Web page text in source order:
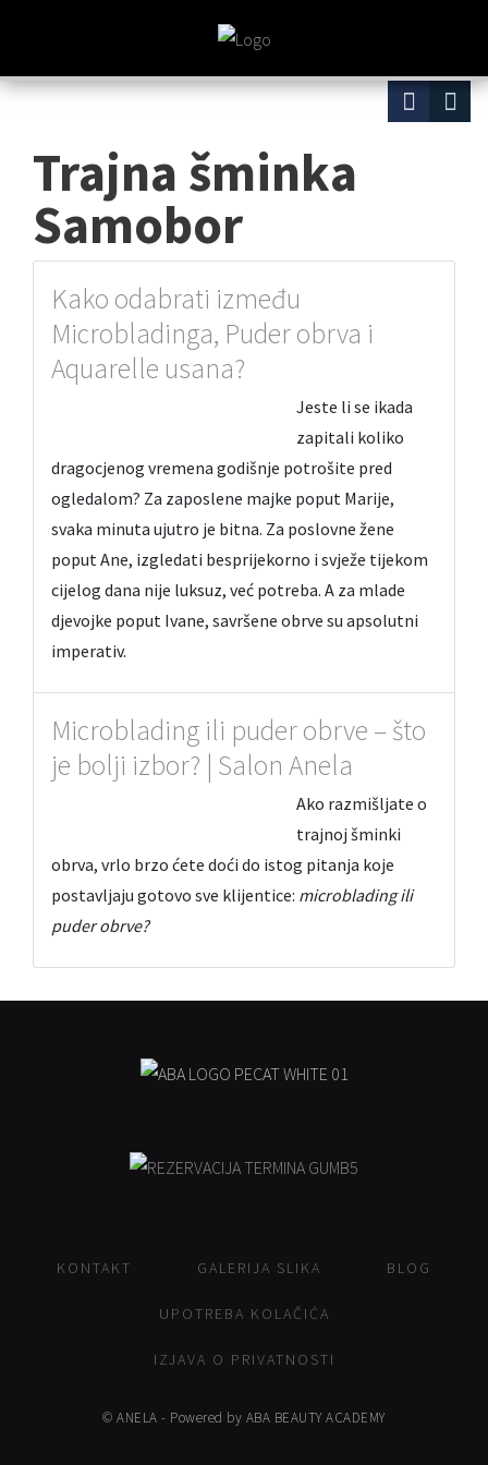
Trajna šminka
Samobor
Kako odabrati između
Microbladinga, Puder obrva i
Aquarelle usana?
Jeste li se ikada
zapitali koliko
dragocjenog vremena godišnje potrošite pred
ogledalom? Za zaposlene majke poput Marije,
svaka minuta ujutro je bitna. Za poslovne žene
poput Ane, izgledati besprijekorno i svježe tijekom
cijelog dana nije luksuz, već potreba. A za mlade
djevojke poput Ivane, savršene obrve su apsolutni
imperativ.
Microblading ili puder obrve – što
je bolji izbor? | Salon Anela
Ako razmišljate o
trajnoj šminki
obrva, vrlo brzo ćete doći do istog pitanja koje
postavljaju gotovo sve klijentice: microblading ili
puder obrve?
KONTAKT GALERIJA SLIKA BLOG
UPOTREBA KOLAČIĆA
IZJAVA O PRIVATNOSTI
© ANELA - Powered by ABA BEAUTY ACADEMY